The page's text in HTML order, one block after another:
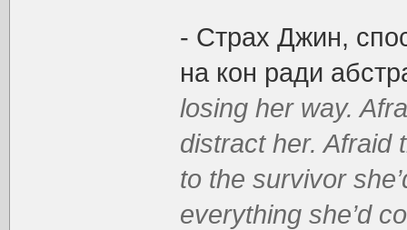
- Страх Джин,
на кон ради
losing her way.
distract her. Afraid
to the survivor
everything she’d